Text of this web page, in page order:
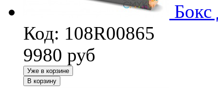
Бокс
Код: 108R00865
9980 руб
Уже в корзине
В корзину